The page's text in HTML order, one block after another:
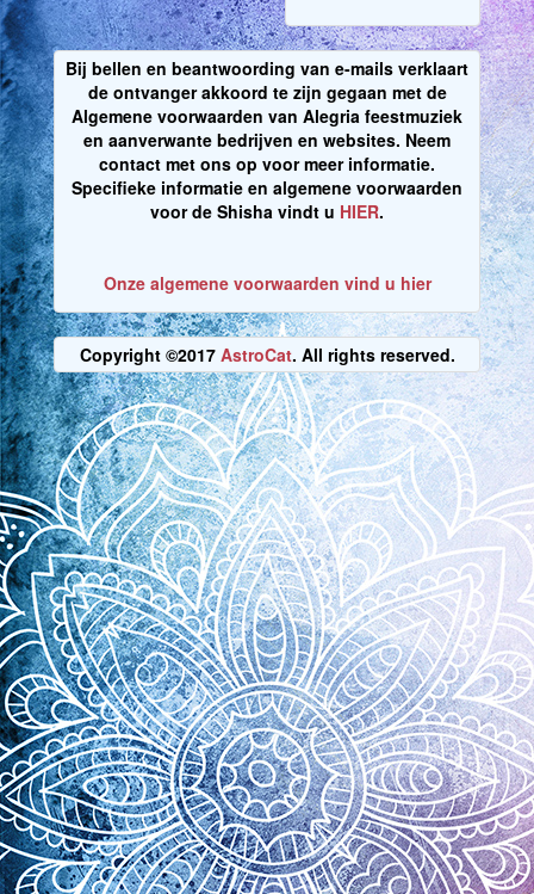
Bij bellen en beantwoording van e-mails verklaart
de ontvanger akkoord te zijn gegaan met de
Algemene voorwaarden van Alegria feestmuziek
en aanverwante bedrijven en websites. Neem
contact met ons op voor meer informatie.
Specifieke informatie en algemene voorwaarden
voor de Shisha vindt u HIER.
Onze algemene voorwaarden vind u hier
Copyright ©2017 AstroCat. All rights reserved.